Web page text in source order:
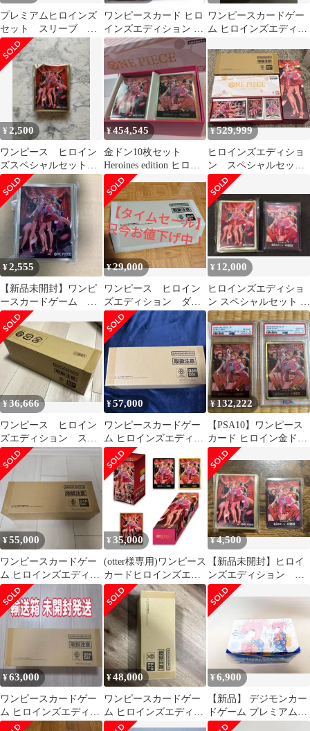
プレミアムヒロインズ
セット スリーブ 二
つ
ワンピースカード ヒロ
インズエディション ス
ペシャルセット 金ド
ン
ワンピースカードゲー
ム ヒロインズエディシ
金ドンカード
¥ 2,500
ワンピース ヒロイン
ズスペシャルセット
スリーブのみ
¥454,545
金ドン10枚セット
Heroines edition ヒロイ
ンズエディション
¥529,999
ヒロインズエディショ
ン スペシャルセット
金ドン
¥2,555
【新品未開封】ワンピ
ースカードゲーム ヒ
ロインズスペシャルセ
ット スリーブのみ
¥29,000
ワンピース ヒロイン
ズエディション ダン
ボール未開封
¥ 12,000
ヒロインズエディショ
ン スペシャルセット ド
ンカード 10枚 スリ
ーブ
¥36,666
ワンピース ヒロイン
ズエディション スペ
シャルBOX 未開封品
¥57,000
ワンピースカードゲー
ム ヒロインズエディシ
ョン スペシャルセット
新品未開封
¥132,222
【PSA10】ワンピース
カード ヒロイン金ドン
ヒロインズエディショ
ン 2連番
¥55,000
ワンピースカードゲー
ム ヒロインズエディシ
ョン スペシャルセット
¥ 35,000
(otter様専用)ワンピース
カードヒロインズエデ
ィション スペシャルセ
ット
¥4,500
【新品未開封】ヒロイ
ンズエディション ス
ペシャルセット ドン
カード スリーブ
¥63,000
ワンピースカードゲー
ム ヒロインズエディシ
ョン スペシャルセット
¥48,000
ワンピースカードゲー
ム ヒロインズエディシ
ョン スペシャルセット
¥6,900
【新品】 デジモンカー
ドゲーム プレミアムヒ
ロインズセットver.2